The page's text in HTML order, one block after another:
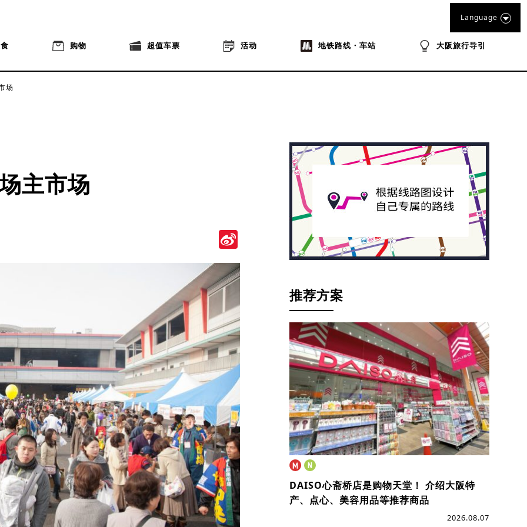
购物 超值车票 活动 地铁路线・车站 大阪旅行导引
Language
场
主市场
Weibo
推荐方案
DAISO心斋桥店是购物天堂！介绍大阪特
产、点心、美容用品等推荐商品
2026.08.07